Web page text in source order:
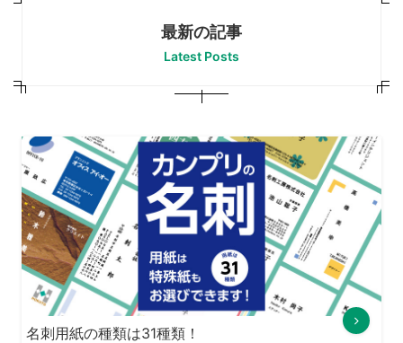
最新の記事
Latest Posts
名刺用紙の種類は31種類！